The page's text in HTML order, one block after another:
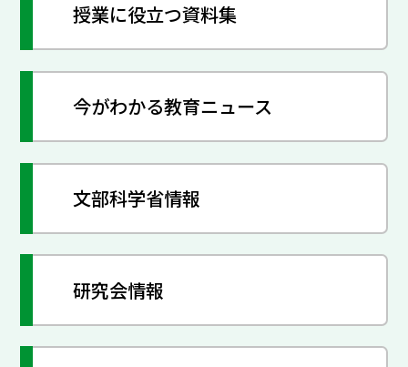
授業に役立つ資料集
今がわかる教育ニュース
文部科学省情報
研究会情報